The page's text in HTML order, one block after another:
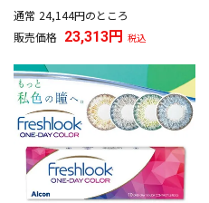
通常 24,144
のところ
販売価格 23,313 税込